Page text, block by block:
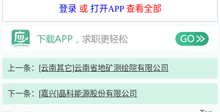
化融合示范项目、河南省专精特新企业、河南省技术转移示
范机构、河南省瞪羚企业、河南省智能化蛋鸡福利养殖装备
工程技术研究中心等荣誉。二、招聘岗位
登录 或 打开APP查看全部
上一条： [云南其它]云南省地矿测绘院有限公司
下一条： [嘉兴]晶科能源股份有限公司